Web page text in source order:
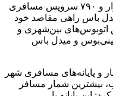
وی افزود: این تعداد با استفاده از ۶۱ هزار و ۷۹۰ سرویس مسافری
باس راهی مقاصد خود
درصد از طریق اتوبوس‌های بین‌شهری و
میدل باس
و پایانه‌های مسافری شهر
بیشترین شمار مسافر